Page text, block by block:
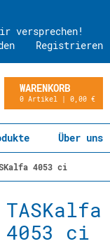
versprechen!
Registrieren
WARENKORB
0 Artikel | 0,00 €
Über uns
4053 ci
TASKalfa
4053 ci